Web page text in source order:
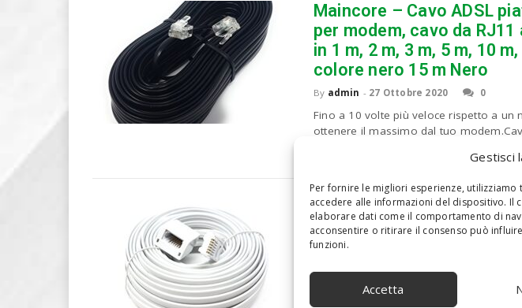
Gestisci
Per fornire le migliori esperienze,
accedere alle informazioni del dispositivo. Il
elaborare dati come il comportamento di
acconsentire o ritirare il consenso può
funzioni.
Accetta
Maincore – Cavo ADSL
per modem, cavo da
in 1 m, 2 m, 3 m, 5 m, 10
colore nero 15 m Nero
By admin - 27 Ottobre 2020 0
Fino a 10 volte più veloce rispetto a un
ottenere il massimo dal tuo
M (Core lungo bianco BT
casa e ufficio 6 Wire (631
femmina BT (disponibile in
10 m, 15 m, 20 m) 15 m
-27 Ottobre 2020